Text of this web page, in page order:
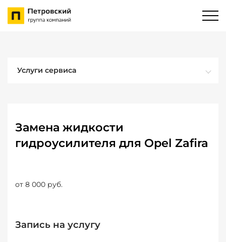
Услуги сервиса
Замена жидкости
гидроусилителя для Opel Zafira
от 8 000 руб.
Запись на услугу